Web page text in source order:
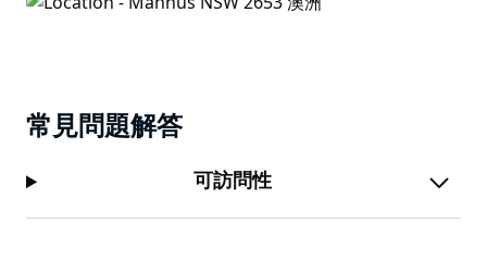
常見問題解答
可訪問性